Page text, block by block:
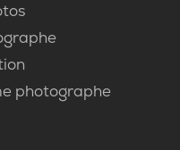
photographe